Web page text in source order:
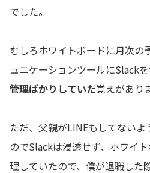
でした。
むしろホワイトボードに月次の
ュニケーションツールにSlack
管理ばかりしていた覚えがあり
ただ、父親がLINEもしてない
のでSlackは浸透せず、ホワイ
理していたので、僕が退職した